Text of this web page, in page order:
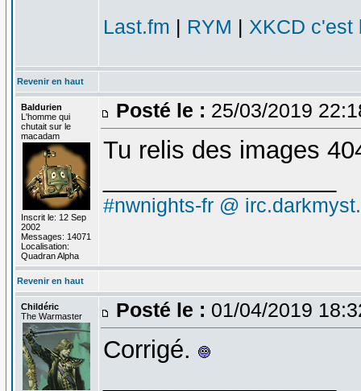
Last.fm | RYM | XKCD c'est
Revenir en haut
Baldurien
L'homme qui
chutait sur le
macadam
Inscrit le: 12 Sep
2002
Messages: 14071
Localisation:
Quadran Alpha
Posté le : 25/03/2019
Tu relis des images
#nwnights-fr @
Revenir en haut
Childéric
The Warmaster
Posté le : 01/04/2019
Corrigé.